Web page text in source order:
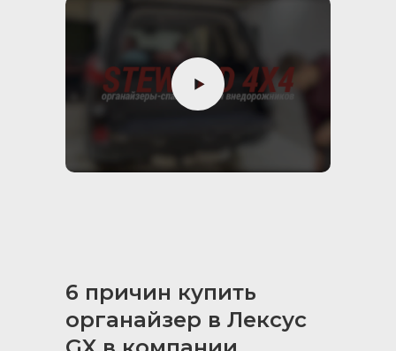
органайзера
два коврика располагаются
в ящиках, один в отсеке на
газовых упорах
6 причин купить
органайзер в Лексус